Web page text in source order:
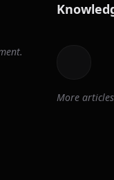
More